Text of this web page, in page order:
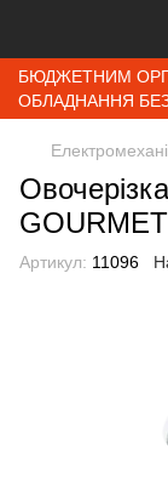
БЮДЖЕТНИМ
ОБЛАДНАННЯ
Артикул: 11096